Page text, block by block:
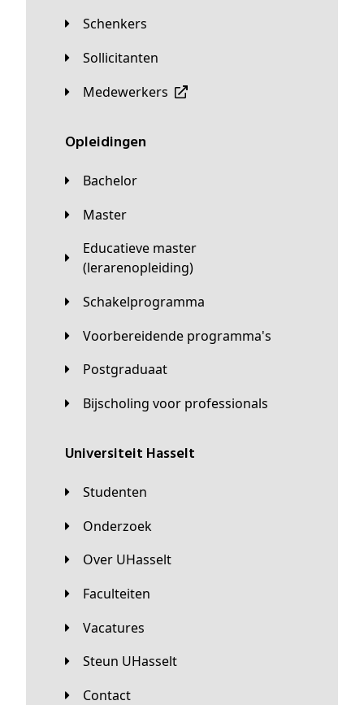
Schenkers
Sollicitanten
Medewerkers
Opleidingen
Bachelor
Master
Educatieve master
(lerarenopleiding)
Schakelprogramma
Voorbereidende programma's
Postgraduaat
Bijscholing voor professionals
universiteit Hasselt
Studenten
Onderzoek
Over UHasselt
Faculteiten
Vacatures
Steun UHasselt
Contact